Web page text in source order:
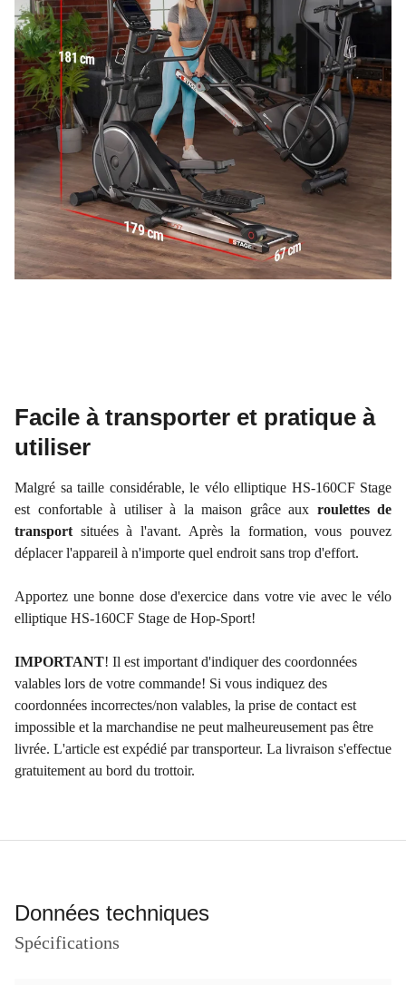
Facile à transporter et pratique à
utiliser
Malgré sa taille considérable, le vélo elliptique HS-160CF Stage
est confortable à utiliser à la maison grâce aux roulettes de
transport situées à l'avant. Après la formation, vous pouvez
déplacer l'appareil à n'importe quel endroit sans trop d'effort.
Apportez une bonne dose d'exercice dans votre vie avec le vélo
elliptique HS-160CF Stage de Hop-Sport!
IMPORTANT! Il est important d'indiquer des coordonnées
valables lors de votre commande! Si vous indiquez des
coordonnées incorrectes/non valables, la prise de contact est
impossible et la marchandise ne peut malheureusement pas être
livrée. L'article est expédié par transporteur. La livraison s'effectue
gratuitement au bord du trottoir. ​
Données techniques
Spécifications